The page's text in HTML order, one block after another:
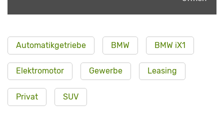
Automatikgetriebe BMW BMW iX1
Elektromotor Gewerbe Leasing
Privat SUV